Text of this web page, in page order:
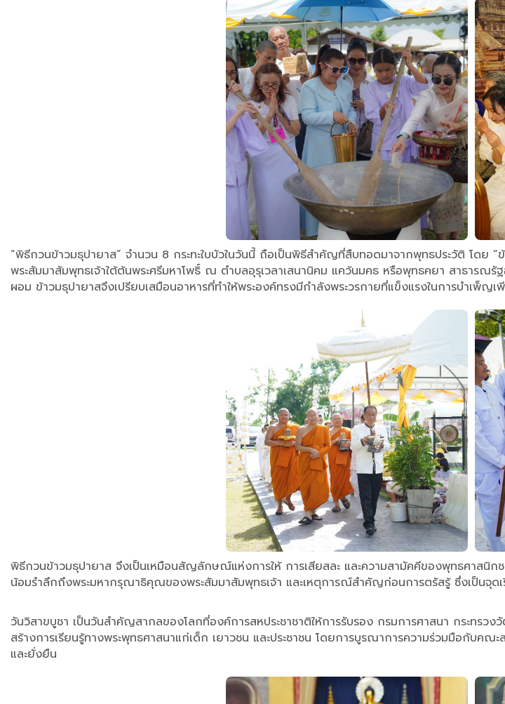
“พิธีกวนข้าวมธุปายาส” จำนวน 8 กระทะใบบัวในวันนี้ ถือเป็นพิธีสำคัญที่สืบทอดมาจากพุทธประวัติ โดย
พระสัมมาสัมพุทธเจ้าใต้ต้นพระศรีมหาโพธิ์ ณ ตำบลอุรุเวลาเสนานิคม แคว้นมคธ หรือพุทธคยา สาธารณ
ผอม ข้าวมธุปายาสจึงเปรียบเสมือนอาหารที่ทำให้พระองค์ทรงมีกำลังพระวรกายที่แข็งแรงในการบำเพ็ญ
พิธีกวนข้าวมธุปายาส จึงเป็นเหมือนสัญลักษณ์แห่งการให้ การเสียสละ และความสามัคคีของพุทธศาสนิ
น้อมรำลึกถึงพระมหากรุณาธิคุณของพระสัมมาสัมพุทธเจ้า และเหตุการณ์สำคัญก่อนการตรัสรู้ ซึ่งเป็นจุด
วันวิสาขบูชา เป็นวันสำคัญสากลของโลกที่องค์การสหประชาชาติให้การรับรอง กรมการศาสนา กระทร
สร้างการเรียนรู้ทางพระพุทธศาสนาแก่เด็ก เยาวชน และประชาชน โดยการบูรณาการความร่วมมือกับคณ
และยั่งยืน